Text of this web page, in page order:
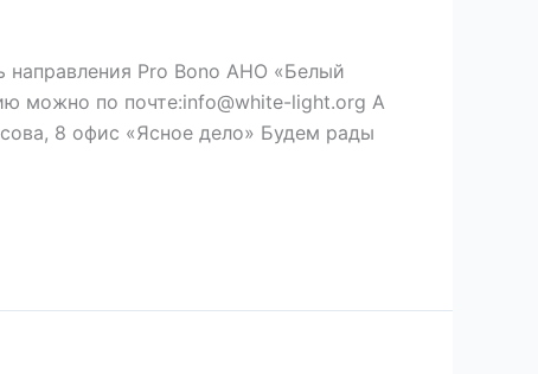
направления Pro Bono АНО «Белый
можно по почте:info@white-light.org А
8 офис «Ясное дело» Будем рады